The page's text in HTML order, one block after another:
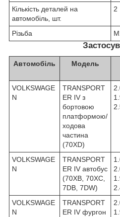
Кількість деталей на
автомобіль, шт.
2
Різьба
Автомобіль Модель
VOLKSWAGE
N
TRANSPORT
ER IV з
бортовою
платформою/
ходова
частина
(70XD)
VOLKSWAGE
N
TRANSPORT
ER IV автобус
(70XB, 70XC,
7DB, 7DW)
VOLKSWAGE
N
TRANSPORT
ER IV фургон